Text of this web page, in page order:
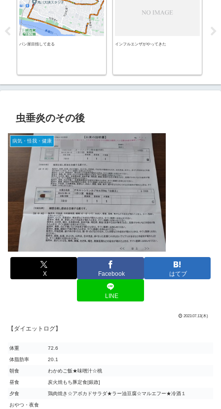
パン屋目指して走る インフルエンザがやってきた
虫垂炎のその後
病気・怪我・健康
X Facebook はてブ
LINE
2023.07.13(木)
【ダイエットログ】
体重 72.6
体脂肪率 20.1
朝食 わかめご飯★味噌汁☆桃
昼食 炭火焼もち豚定食[銀政]
夕食 鶏肉焼き☆アボカドサラダ★ラー油豆腐☆マルエフー★冷酒１
おやつ・夜食